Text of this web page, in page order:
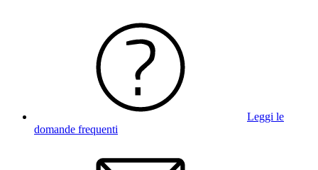
Leggi le
domande frequenti